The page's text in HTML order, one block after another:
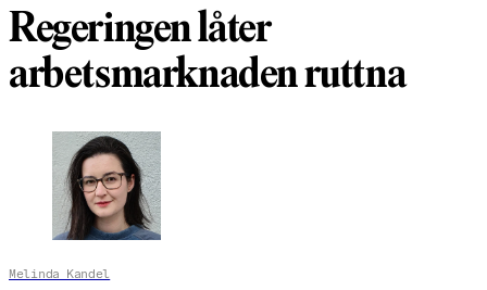
Regeringen låter
arbetsmarknaden ruttna
Melinda Kandel